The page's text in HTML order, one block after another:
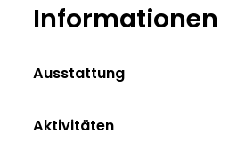
Informationen
Ausstattung
Aktivitäten